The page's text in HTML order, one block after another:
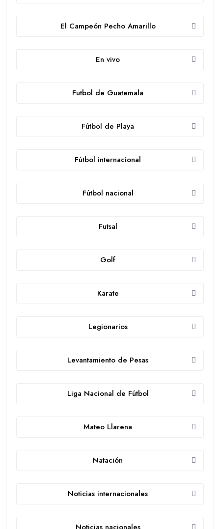
El Campeón Pecho Amarillo
En vivo
Futbol de Guatemala
Fútbol de Playa
Fútbol internacional
Fútbol nacional
Futsal
Golf
Karate
Legionarios
Levantamiento de Pesas
Liga Nacional de Fútbol
Mateo Llarena
Natación
Noticias internacionales